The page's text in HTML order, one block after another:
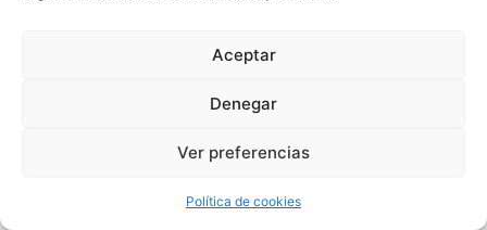
Aceptar
Denegar
Ver preferencias
Política de cookies
Almidones